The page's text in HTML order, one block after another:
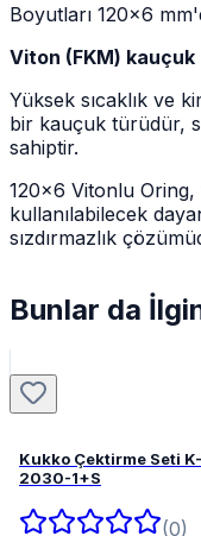
Boyutları 120x6
Viton (FKM) kauçuk
Yüksek sıcaklık ve
bir kauçuk türüdür,
sahiptir.
120x6 Vitonlu Oring,
kullanılabilecek
sızdırmazlık
Bunlar da
Kukko Çektirme Seti K-
2030-1+S
(0)